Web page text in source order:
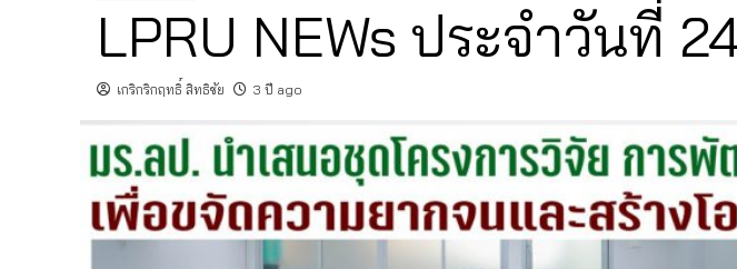
LPRU NEWs ประจำวันที่
เกริกริกฤทธิ์ สิทธิชัย 3 ปี ago